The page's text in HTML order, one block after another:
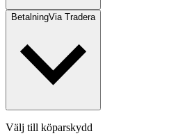
BetalningVia Tradera
Välj till köparskydd